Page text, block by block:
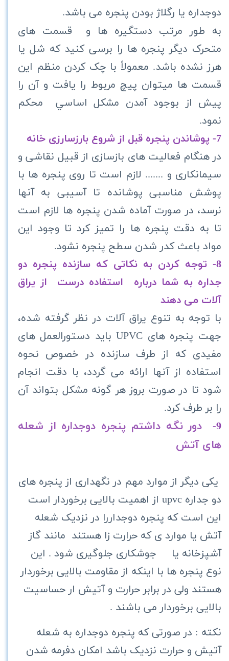
دوجداره یا رگلاژ بودن پنجره می باشد.
به طور مرتب دستگیره ها و قسمت های
متحرک دیگر پنجره ها را برسی کنید که شل یا
هرز نشده باشد. معمولاً با چک کردن منظم این
قسمت ها میتوان پیچ مربوط را یافت و آن را
پیش از بوجود آمدن مشکل اساسي محکم
نمود.
7- پوشاندن پنجره قبل از شروع بارزسارزی خانه
در هنگام فعالیت های بازسازی از قبیل نقاشی و
سیمانکاری و ....... لازم است تا روی پنجره ها با
پوشش مناسبی پوشانده تا آسیبی به آنها
نرسد، در صورت آماده شدن پنجره ها لازم است
تا به دقت پنجره ها را تمیز کرد تا وجود این
مواد باعث کدر شدن سطح پنجره نشود.
8- توجه کردن به نکاتی که سازنده پنجره دو
جداره به شما درباره استفاده درست از یراق
آلات می دهند
با توجه به تنوع یراق آلات در نظر گرفته شده،
جهت پنجره های UPVC باید دستورالعمل های
مفیدی که از طرف سازنده در خصوص نحوه
استفاده از آنها ارائه می گردد، با دقت انجام
شود تا در صورت بروز هر گونه مشکل بتواند آن
را بر طرف کرد.
9
-
دور نگه داشتم پنجره دوجداره از شعله
های آتش
یکی دیگر از موارد مهم در نگهداری از پنجره های
دو جداره upvc از اهمیت بالایی برخوردار است
این است که پنجره دوجداررا در نزدیک شعله
آتش یا موارد ی که حرارت زا هستند مانند گاز
آشپزخانه یا جوشکاری جلوگیری شود . این
نوع پنجره ها با اینکه از مقاومت بالایی برخوردار
هستند ولی در برابر حرارت و آتیش ار حساسیت
بالایی برخوردار می باشند .
نکته : در صورتی که پنجره دوجداره به شعله
آتیش و حرارت نزدیک باشد امکان دفرمه شدن